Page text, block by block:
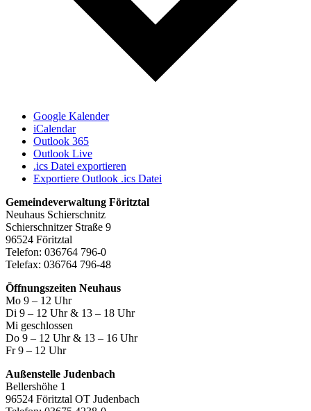
Google Kalender
iCalendar
Outlook 365
Outlook Live
.ics Datei exportieren
Exportiere Outlook .ics Datei
Gemeindeverwaltung Föritztal
Neuhaus Schierschnitz
Schierschnitzer Straße 9
96524 Föritztal
Telefon: 036764 796-0
Telefax: 036764 796-48
Öffnungszeiten Neuhaus
Mo 9 – 12 Uhr
Di 9 – 12 Uhr & 13 – 18 Uhr
Mi geschlossen
Do 9 – 12 Uhr & 13 – 16 Uhr
Fr 9 – 12 Uhr
Außenstelle Judenbach
Bellershöhe 1
96524 Föritztal OT Judenbach